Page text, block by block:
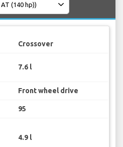
Crossover
7.6 l
Front wheel drive
95
4.9 l